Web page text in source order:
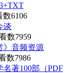
6106
谈
7959
》音频资源
7986
著100部（PDF